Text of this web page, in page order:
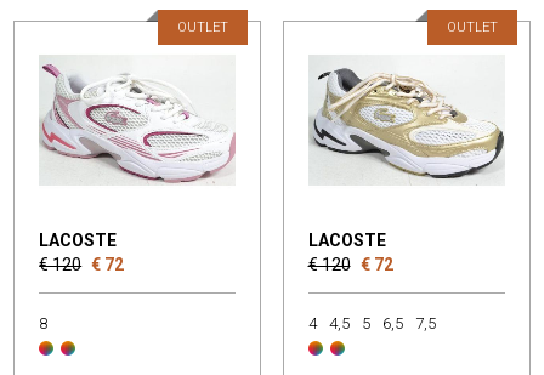
LACOSTE
€ 120 € 72
OUTLET
8
LACOSTE
€ 120 € 72
OUTLET
4 4,5 5 6,5 7,5